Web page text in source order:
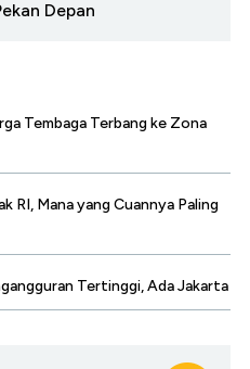
Depan
Tembaga Terbang ke Zona
RI, Mana yang Cuannya Paling
Tertinggi, Ada Jakarta